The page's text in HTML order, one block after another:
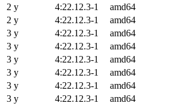
2 y
4:22.12.3-1 amd64
2 y
4:22.12.3-1 amd64
3 y
4:22.12.3-1 amd64
3 y
4:22.12.3-1 amd64
3 y
4:22.12.3-1 amd64
3 y
4:22.12.3-1 amd64
3 y
4:22.12.3-1 amd64
3 y
4:22.12.3-1 amd64